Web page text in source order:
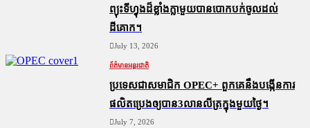
ព្យុះទីហ្វុងដ៏ខ្លាំងក្លាមួយបានបោកបក់ចូលដល់
ដីគោក។
July 13, 2026
ព័ត៌មានអន្តរជាតិ
ប្រទេសជាសមាជិក OPEC+​ ពួកគេនឹងបង្កើនការ
ផលិតប្រេងឲ្យបាន3លានលីត្រក្នុងមួយថ្ងៃ។
July 7, 2026